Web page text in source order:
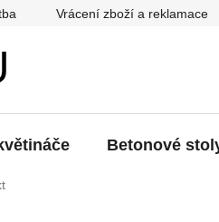
Vrácení zboží a reklamace
Betonové